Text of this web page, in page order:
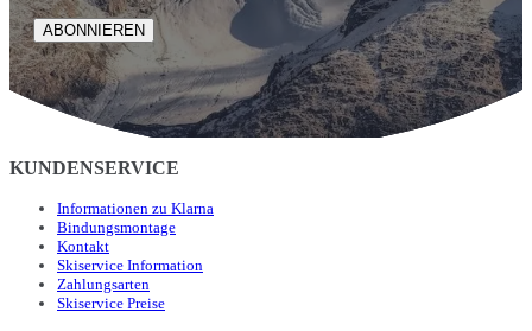
ABONNIEREN
KUNDENSERVICE
Informationen zu Klarna
Bindungsmontage
Kontakt
Skiservice Information
Zahlungsarten
Skiservice Preise